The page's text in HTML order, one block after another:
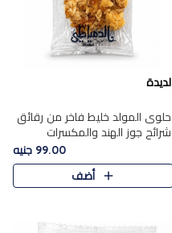
لديدة
حلوى المولد خليط فاخر من رقائق
شرائح جوز الهند والمكسرات
المحمصة، متماسك بشراب حلاوة
الكراميل الخفيفة ليمنحك قرمشة
غنية ومذاقًا شرقيًا أصيلً..
99.00 جنيه
أضف